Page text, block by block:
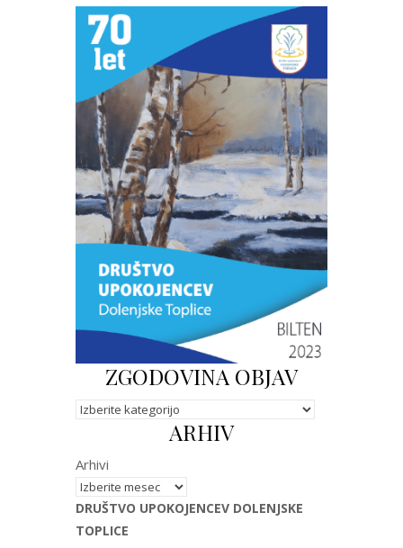
ZGODOVINA OBJAV
Kategorije
ARHIV
Arhivi
DRUŠTVO UPOKOJENCEV DOLENJSKE
TOPLICE